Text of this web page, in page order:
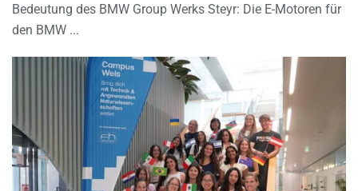
Bedeutung des BMW Group Werks Steyr: Die E-Motoren für
den BMW